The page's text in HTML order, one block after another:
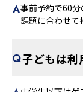
事前予約で60
課題に合わせて
子どもは利